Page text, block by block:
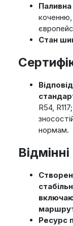
коченню,
Стан
R54,
нормам.
Ресурс